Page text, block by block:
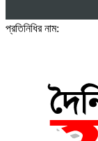
প্রতিনিধির নাম: